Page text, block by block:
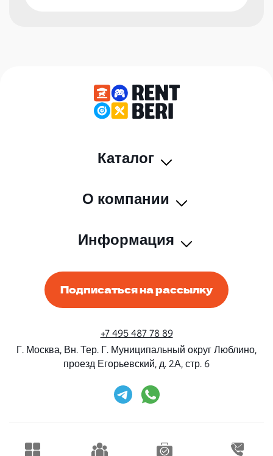
Каталог
О компании
Информация
Подписаться на рассылку
+7 495 487 78 89
Г. Москва, Вн. Тер. Г. Муниципальный округ Люблино,
проезд Егорьевский, д. 2А, стр. 6
Дизайн и разработка
Конструктивные решения